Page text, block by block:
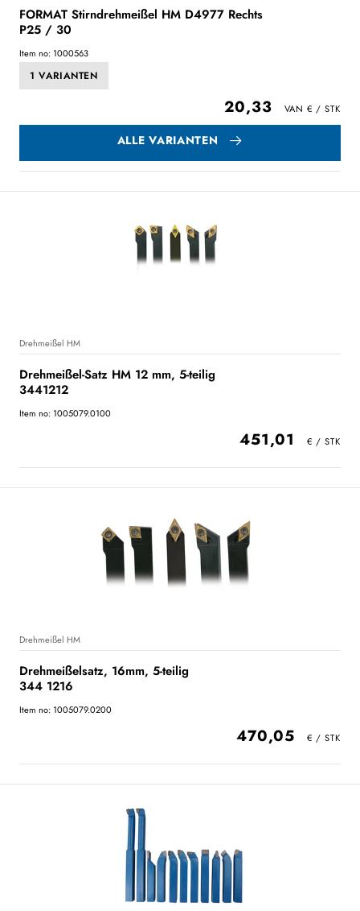
FORMAT Stirndrehmeißel HM D4977 Rechts
P25 / 30
Item no: 1000563
1 VARIANTEN
20,33
ALLE VARIANTEN
Drehmeißel HM
Drehmeißel-Satz HM 12 mm, 5-teilig
3441212
Item no: 1005079.0100
451,01
Drehmeißel HM
Drehmeißelsatz, 16mm, 5-teilig
344 1216
Item no: 1005079.0200
470,05